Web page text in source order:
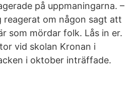
på uppmaningarna. –
reagerat om någon sagt att
som mördar folk. Lås in er.
vid skolan Kronan i
i oktober inträffade.